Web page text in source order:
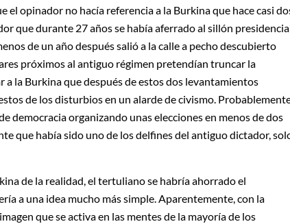
el opinador no hacía referencia a la Burkina que hace casi
que durante 27 años se había aferrado al sillón
de un año después salió a la calle a pecho descubierto
próximos al antiguo régimen pretendían truncar la
la Burkina que después de estos dos levantamientos
de los disturbios en un alarde de civismo.
democracia organizando unas elecciones en menos de dos
que había sido uno de los delfines del antiguo dictador,
de la realidad, el tertuliano se habría ahorrado el
a una idea mucho más simple. Aparentemente, con la
que se activa en las mentes de la mayoría de los